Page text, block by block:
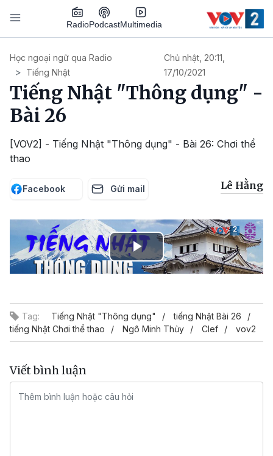
Nhảy đến nội dung
RadioPodcastMultimedia
Học ngoại ngữ qua Radio
Tiếng Nhật
Chủ nhật, 20:11,
17/10/2021
Tiếng Nhật "Thông dụng" -
Bài 26
[VOV2] - Tiếng Nhật "Thông dụng" - Bài 26: Chơi thể
thao
Facebook Gửi mail Lê Hằng
Play
Tag: Tiếng Nhật "Thông dụng"
tiếng Nhật Bài 26
tiếng Nhật Chơi thể thao
Ngô Minh Thủy Clef vov2
Viết bình luận